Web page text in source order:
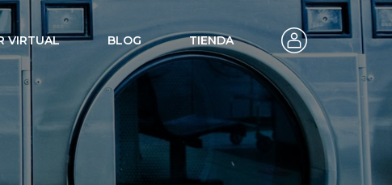
VIRTUAL BLOG TIENDA
autoservicio